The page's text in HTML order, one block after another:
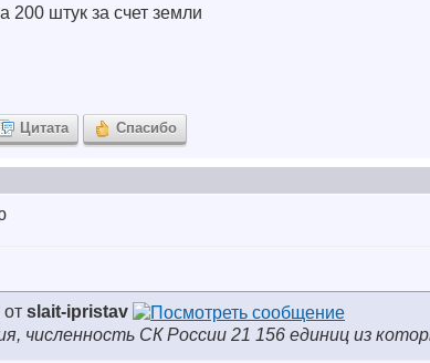
200 штук за счет земли
Цитата Спасибо
slait-ipristav
численность СК России 21 156 единиц из